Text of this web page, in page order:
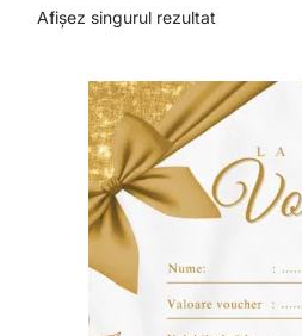
Afișez singurul rezultat